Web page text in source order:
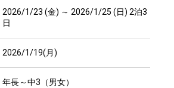
2026/1/23 (金) ～ 2026/1/25 (日) 2泊3
日
2026/1/19(月)
年長～中3（男女）